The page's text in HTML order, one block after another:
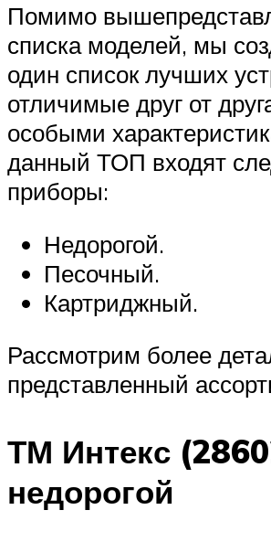
Помимо
списка моделей, мы
один список лучших
отличимые друг от
особыми
данный ТОП входят
приборы:
Недорогой.
Песочный.
Картриджный.
Рассмотрим более
представленный
ТМ Интекс
недорогой